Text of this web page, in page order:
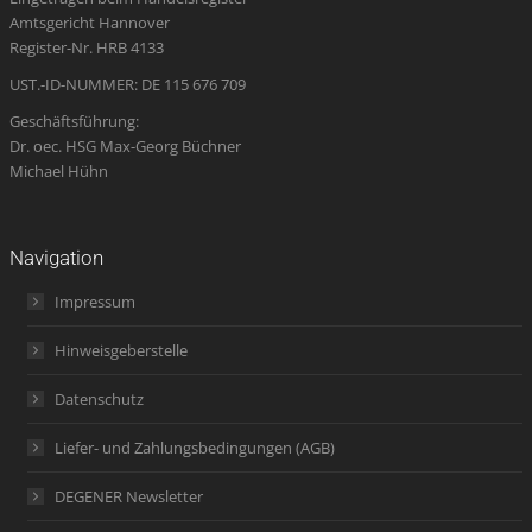
windowwindowwindow
new
Amtsgericht Hannover
Register-Nr. HRB 4133
UST.-ID-NUMMER: DE 115 676 709
Geschäftsführung:
Dr. oec. HSG Max-Georg Büchner
Michael Hühn
Navigation
Impressum
Hinweisgeberstelle
Datenschutz
Liefer- und Zahlungsbedingungen (AGB)
DEGENER Newsletter